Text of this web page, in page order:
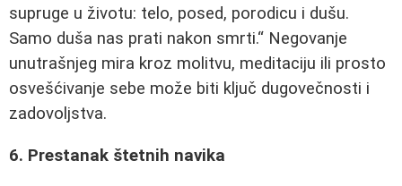
supruge u životu: telo, posed, porodicu i dušu.
Samo duša nas prati nakon smrti.“ Negovanje
unutrašnjeg mira kroz molitvu, meditaciju ili prosto
osvešćivanje sebe može biti ključ dugovečnosti i
zadovoljstva.
6. Prestanak štetnih navika